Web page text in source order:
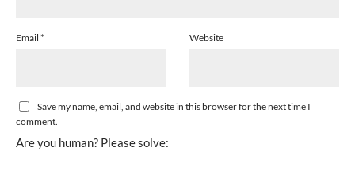
Email * Website
Save my name, email, and website in this browser for the next time I
comment.
Are you human? Please solve: